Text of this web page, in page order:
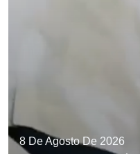
8 De Agosto De 2026